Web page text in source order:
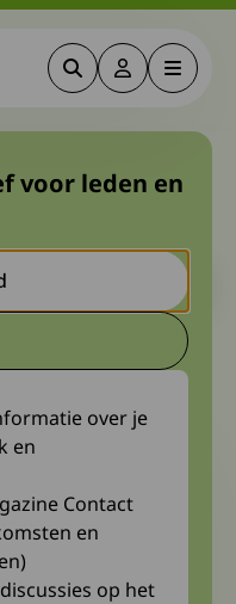
ZoekenDeze link
Menu
MGUS-pnp
dat de inhoud niet
Spierziekten Nederland
voor leden en
link gaat naar een
over je
en
Contact
en
op het